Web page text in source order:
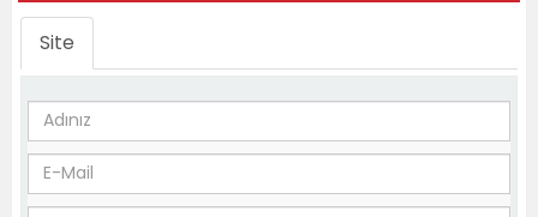
Site